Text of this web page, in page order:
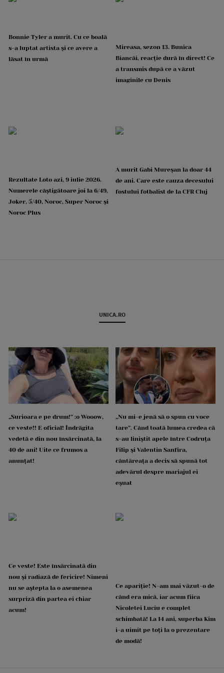
Bonnie Tyler a murit. Cu ce boală
s-a luptat artista și ce avere a
lăsat în urmă
Mireasa, sezon 13. Bunica
Biancăi, reacție dură în direct! Ce
a transmis după ce a văzut
imaginile cu Denis
Rezultate Loto azi, 9 iulie 2026.
Numerele câștigătoare joi la 6/49,
Joker, 5/40, Noroc, Super Noroc și
Noroc Plus
A murit Gabi Mureșan la doar 44
de ani. Care este cauza decesului
fostului fotbalist de la CFR Cluj
UNICA.RO
„Surioara e pe drum!” :o Wooow,
ce veste!! E oficial! Îndrăgita
vedetă e din nou însărcinată, la
40 de ani! Uite ce frumos a
anunțat!
„Nu mi-e jenă să o spun cu voce
tare”. Când toată lumea credea că
s-au liniștit apele între Codruța
Filip și Valentin Sanfira,
cântăreața a decis să spună tot
adevărul despre mariajul ei
eșuat
Ce veste! Este însărcinată din
nou și radiază de fericire! Nimeni
nu se aștepta la o asemenea
surpriză din partea ei chiar
acum!
Ce apariție! N-am mai văzut-o de
când era mică, iar acum fiica
Nicoletei Luciu e complet
schimbată! La 14 ani, superba Kim
i-a uimit pe toți la o prezentare
de modă!